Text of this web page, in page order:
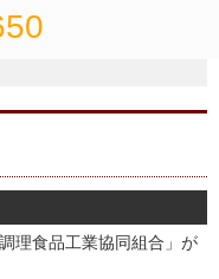
理食品工業協同組合」が